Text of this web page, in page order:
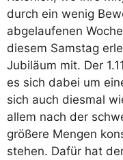
durch ein wenig
abgelaufenen
diesem Samstag
Jubiläum mit. Der
es sich dabei um
sich auch diesmal
allem nach der
größere Mengen
stehen. Dafür hat